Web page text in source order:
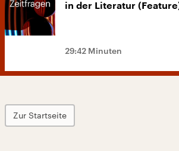
in der Literatur
29:42 Minuten
Zur Startseite